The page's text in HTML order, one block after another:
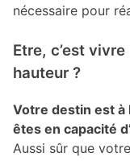
nécessaire pour
Etre, c’est
hauteur ?
Votre destin est à
êtes en capacité
Aussi sûr que